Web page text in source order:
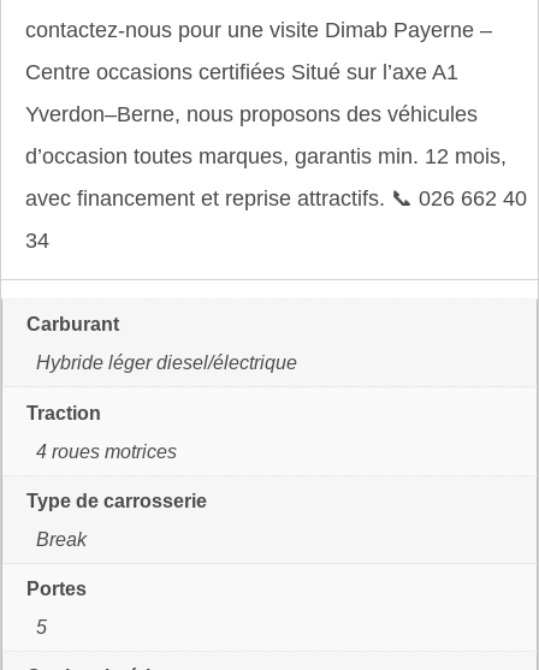
contactez-nous pour une visite Dimab Payerne –
Centre occasions certifiées Situé sur l’axe A1
Yverdon–Berne, nous proposons des véhicules
d’occasion toutes marques, garantis min. 12 mois,
avec financement et reprise attractifs. 📞 026 662 40
34
Carburant
Hybride léger diesel/électrique
Traction
4 roues motrices
Type de carrosserie
Break
Portes
5